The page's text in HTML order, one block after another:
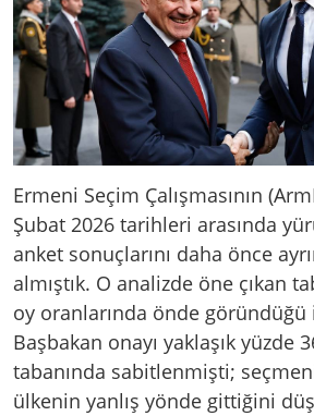
Ermeni Seçim Çalışmasının
Şubat 2026 tarihleri arasında
anket sonuçlarını daha önce
almıştık. O analizde öne çıkan
oy oranlarında önde göründüğü
Başbakan onayı yaklaşık yüzde
tabanında sabitlenmişti;
ülkenin yanlış yönde gittiğini